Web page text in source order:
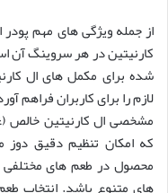
از جمله ویژگی های مهم پودر
کارنیتین در هر سروینگ آن
شده برای مکمل های ال
لازم را برای کاربران فراهم
مشخصی ال کارنیتین خالص
که امکان تنظیم دقیق دوز
محصول در طعم های مختلفی
های متنوع باشد. انتخاب